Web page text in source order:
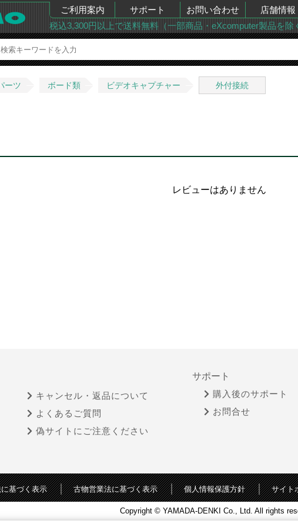
ご利用案内 サポート お問い合わせ 店舗情報
税込3,300円以上で送料無料（一部商品・eXcomputer製品を除
ーツ ボード類 ビデオキャプチャー 外付接続
レビューはありません
キャンセル・返品について
よくあるご質問
偽サイトにご注意ください
サポート
購入後のサポート
お問合せ
基づく表示 古物営業法に基づく表示 個人情報保護方針 サイト
Copyright © YAMADA-DENKI Co., Ltd. All rights